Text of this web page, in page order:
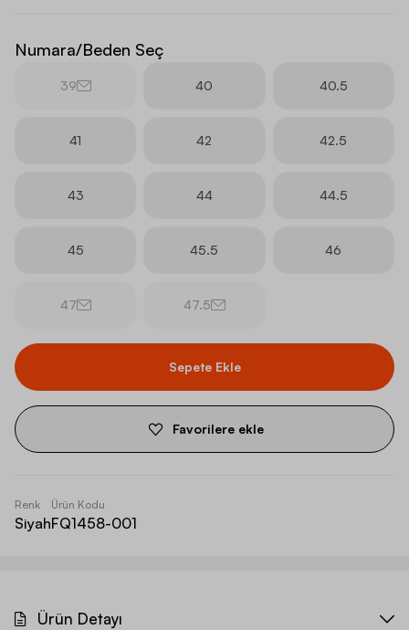
Numara/Beden Seç
39 40 40.5
41 42 42.5
43 44 44.5
45 45.5 46
47 47.5
Sepete Ekle
Favorilere ekle
Renk
Siyah
Ürün Kodu
FQ1458-001
Ürün Detayı